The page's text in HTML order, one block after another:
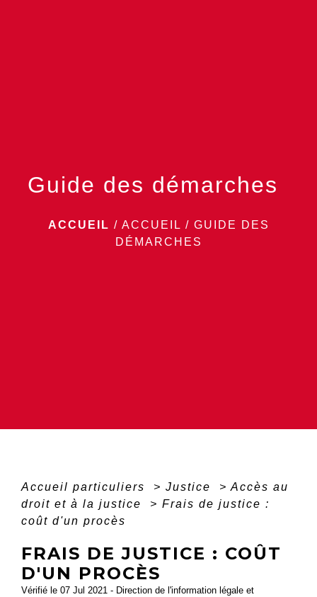
Guide des démarches
ACCUEIL / ACCUEIL / GUIDE DES
DÉMARCHES
Accueil particuliers > Justice > Accès au
droit et à la justice
> Frais de justice :
coût d'un procès
FRAIS DE JUSTICE : COÛT
D'UN PROCÈS
Vérifié le 07 Jul 2021 - Direction de l'information légale et